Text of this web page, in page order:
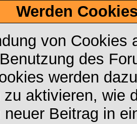
Werden
von
des
werden
zu aktivieren, wie
neuer Beitrag in